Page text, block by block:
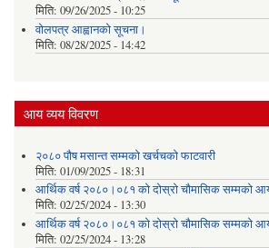
मिति: 09/26/2025 - 10:25
वोलपत्र आह्वानको सूचना।
मिति: 08/28/2025 - 14:42
आय व्यय विवरण
२०८० पौष मसान्त सम्मको खर्चचको फाटवारी
मिति: 01/09/2025 - 18:31
आर्थिक वर्ष २०८०।०८१ को दोस्रो चौमासिक सम्मको
मिति: 02/25/2024 - 13:30
आर्थिक वर्ष २०८०।०८१ को दोस्रो चौमासिक सम्मको
मिति: 02/25/2024 - 13:28